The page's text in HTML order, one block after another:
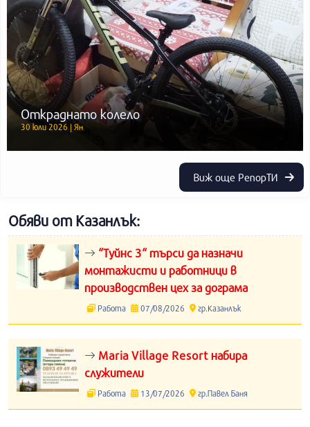
Откраднато колело
30 юли 2026 | Ян
Виж още РепорТИ
Обяви от Казанлък:
“Туйнс 3“ търси да назначи
монтажисти и работници в
производствен цех за дограма
Работа 07/08/2026 гр.Казанлък
Maria Village Resort набира
служители
Работа 13/07/2026 гр.Павел Баня